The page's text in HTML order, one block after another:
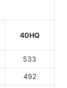
40HQ
533
492